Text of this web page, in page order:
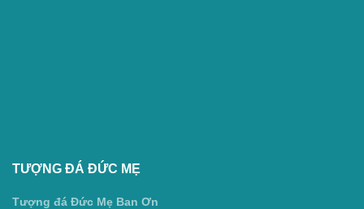
TƯỢNG ĐÁ ĐỨC MẸ
Tượng đá Đức Mẹ Ban Ơn